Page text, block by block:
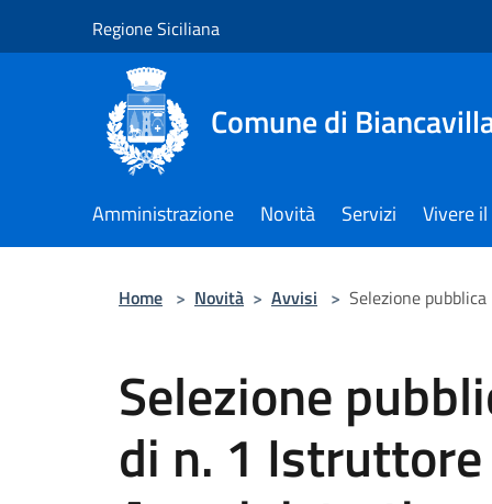
Regione Siciliana
Comune di
Amministrazione Novità Servizi Vivere
Home > Novità > Avvisi > Selezione
Selezione
di n. 1